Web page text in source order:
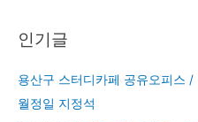
인기글
용산구 스터디카페 공유오피스
월정일 지정석